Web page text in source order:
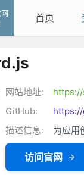
首页
网站地址:
GitHub:
描述信息:
为应用
访问官网